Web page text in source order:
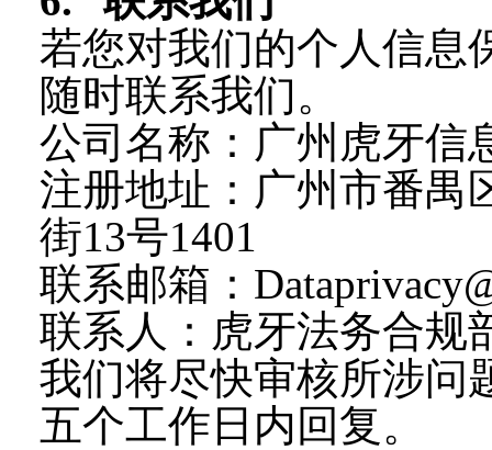
若您对我们的个人信息
随时联系我们。
公司名称：广州虎牙信
注册地址：广州市番禺
街13号1401
联系邮箱：
联系人：虎牙法务合规
我们将尽快审核所涉问
五个工作日内回复。